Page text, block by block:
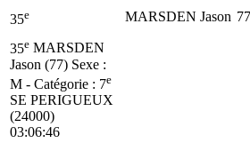
35e MARSDEN Jason 77
35e MARSDEN
Jason (77) Sexe :
M - Catégorie : 7e
SE PERIGUEUX
(24000)
03:06:46